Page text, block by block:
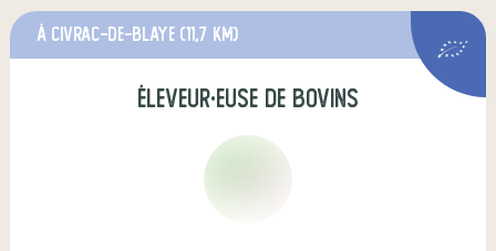
à Civrac-de-Blaye (11,7 km)
éleveur·euse de bovins